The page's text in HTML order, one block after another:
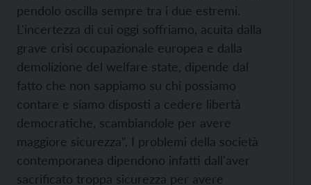
pendolo oscilla sempre tra i due estremi.
L'incertezza di cui oggi soffriamo, acuita dalla
grave crisi occupazionale europea e dalla
demolizione del welfare state, dipende dal
fatto che non sappiamo su chi possiamo
contare e siamo disposti a cedere libertà
democratiche, scambiandole per avere
maggiore sicurezza". I problemi della società
contemporanea dipendono infatti dall'aver
sacrificato troppa sicurezza per avere